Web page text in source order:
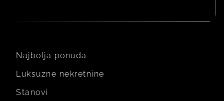
Najbolja ponuda
Luksuzne nekretnine
Stanovi